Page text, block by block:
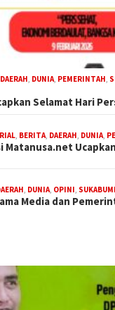
DAERAH, DUNIA, PEMERINTAH,
Selamat Hari
, BERITA, DAERAH, DUNIA,
Matanusa.net
, DUNIA, OPINI,
Media dan